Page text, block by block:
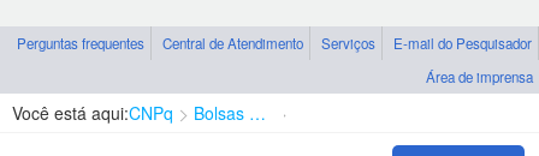
Perguntas frequentes Central de Atendimento Serviços
E-mail do Pesquisador
Área de imprensa
Você está aqui:CNPq Bolsas e Auxílios Vigentes